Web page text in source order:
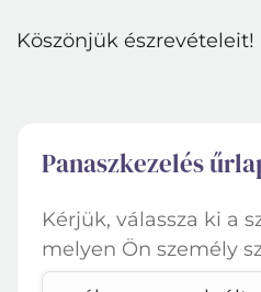
Köszönjük észrevételeit!
Panaszkezelés
Kérjük, válassza ki a
melyen Ön személy